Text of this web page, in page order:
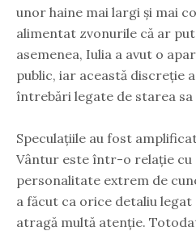
unor haine mai largi și mai
alimentat zvonurile că ar
asemenea, Iulia a avut o
public, iar această discreție
întrebări legate de starea sa
Speculațiile au fost
Vântur este într-o relație cu
personalitate extrem de
a făcut ca orice detaliu legat
atragă multă atenție.